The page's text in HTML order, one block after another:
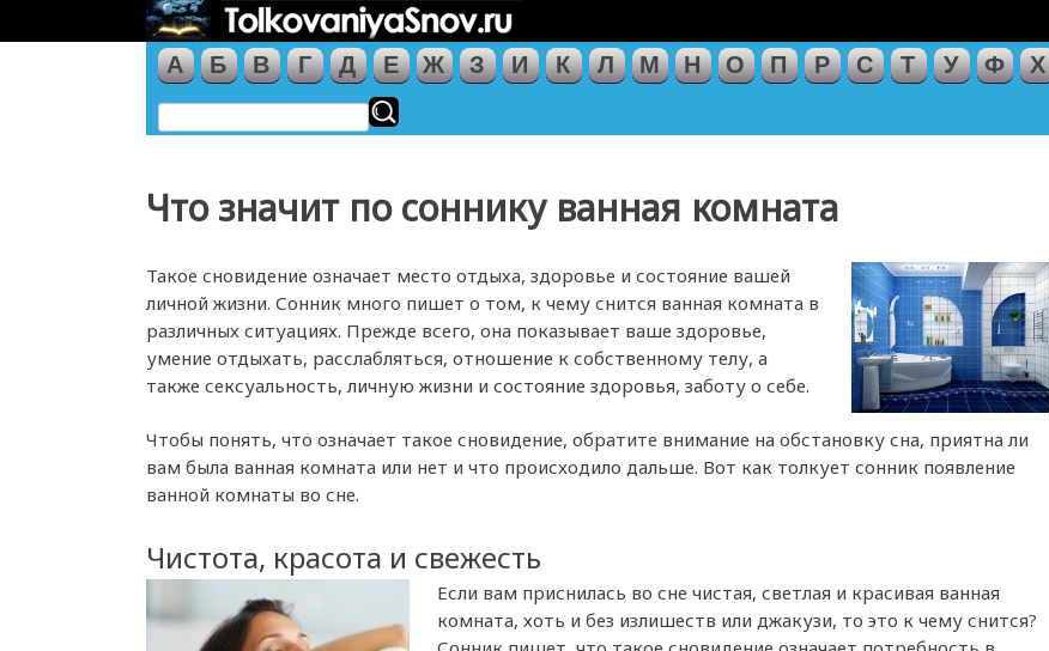
А Б В Г Д Е Ж З И К Л М Н О П Р С Т У Ф Х
Что значит по соннику ванная комната
Такое сновидение означает место отдыха, здоровье и состояние вашей
личной жизни. Сонник много пишет о том, к чему снится ванная комната в
различных ситуациях. Прежде всего, она показывает ваше здоровье,
умение отдыхать, расслабляться, отношение к собственному телу, а
также сексуальность, личную жизни и состояние здоровья, заботу о себе.
Чтобы понять, что означает такое сновидение, обратите внимание на обстановку сна, приятна ли
вам была ванная комната или нет и что происходило дальше. Вот как толкует сонник появление
ванной комнаты во сне.
Чистота, красота и свежесть
Если вам приснилась во сне чистая, светлая и красивая ванная
комната, хоть и без излишеств или джакузи, то это к чему снится?